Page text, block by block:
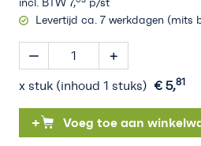
incl. BTW 7,
p/st
Levertijd ca. 7 werkdagen (mits
x stuk (inhoud 1 stuks) € 5,81
+ Voeg toe aan